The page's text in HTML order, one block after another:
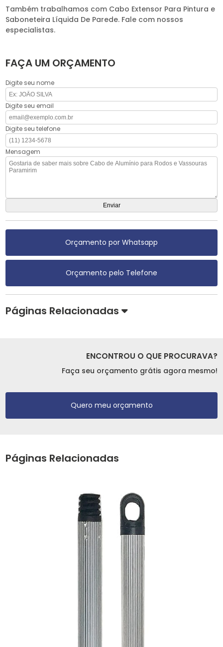
Também trabalhamos com Cabo Extensor Para Pintura e
Saboneteira Líquida De Parede. Fale com nossos
especialistas.
FAÇA UM ORÇAMENTO
Digite seu nome
Digite seu email
Digite seu telefone
Mensagem
Orçamento por Whatsapp
Orçamento pelo Telefone
Páginas Relacionadas
ENCONTROU O QUE PROCURAVA?
Faça seu orçamento grátis agora mesmo!
Quero meu orçamento
Páginas Relacionadas